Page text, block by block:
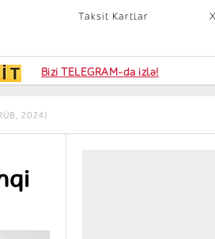
Taksit Kartlar
Kart sifarişi
Bizi TELEGRAM-da izlə!
2024)